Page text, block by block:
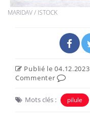
MARIDAV / ISTOCK
Publié le
Commenter
Mots clés : pilule